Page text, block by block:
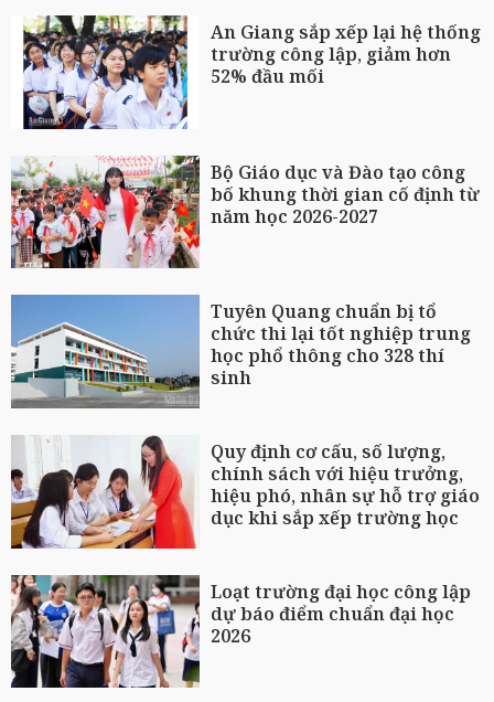
An Giang sắp xếp lại hệ thống
trường công lập, giảm hơn
52% đầu mối
Bộ Giáo dục và Đào tạo công
bố khung thời gian cố định từ
năm học 2026-2027
Tuyên Quang chuẩn bị tổ
chức thi lại tốt nghiệp trung
học phổ thông cho 328 thí
sinh
Quy định cơ cấu, số lượng,
chính sách với hiệu trưởng,
hiệu phó, nhân sự hỗ trợ giáo
dục khi sắp xếp trường học
Loạt trường đại học công lập
dự báo điểm chuẩn đại học
2026